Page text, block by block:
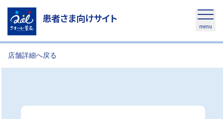
患者さま向けサイト
menu
店舗詳細へ戻る